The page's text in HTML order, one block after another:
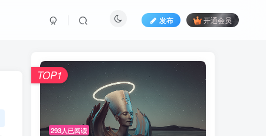
发布 开通会员
293人已阅读
TOP1